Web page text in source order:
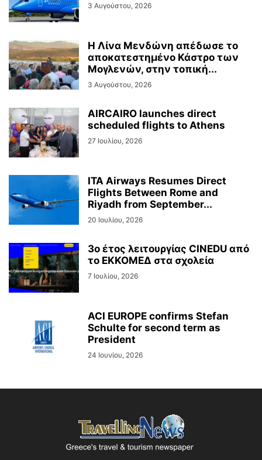
3 Αυγούστου, 2026
Η Λίνα Μενδώνη απέδωσε το
αποκατεστημένο Κάστρο των
Μογλενών, στην τοπική...
3 Αυγούστου, 2026
AIRCAIRO launches direct
scheduled flights to Athens
27 Ιουλίου, 2026
ITA Airways Resumes Direct
Flights Between Rome and
Riyadh from September...
20 Ιουλίου, 2026
3ο έτος λειτουργίας CINEDU από
το ΕΚΚΟΜΕΔ στα σχολεία
7 Ιουλίου, 2026
ACI EUROPE confirms Stefan
Schulte for second term as
President
24 Ιουνίου, 2026